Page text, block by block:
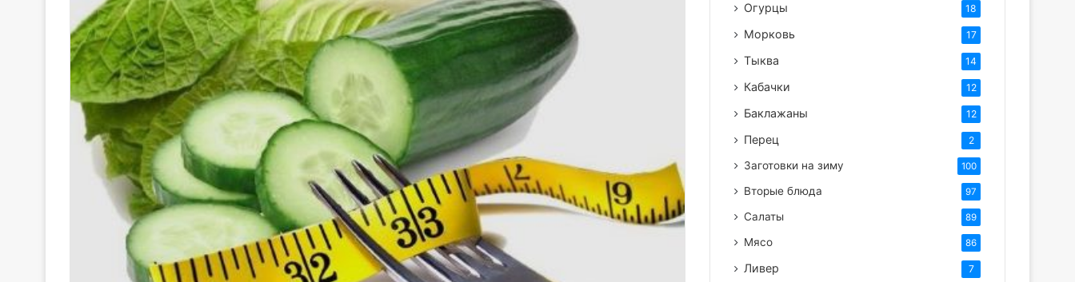
Огурцы 18
Морковь 17
Тыква 14
Кабачки 12
Баклажаны 12
Перец 2
Заготовки на зиму 100
Вторые блюда 97
Салаты 89
Мясо 86
Ливер 7